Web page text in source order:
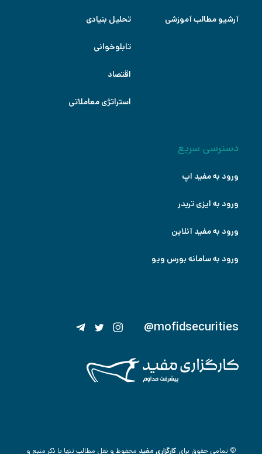
@mofidsecurities
آرشیو مطالب آموزشی تحلیل بنیادی
تابلوخوانی
اقتصاد
استراتژی معاملاتی
دسترسی سریع
ورود به مفید اپ
ورود به ایزی تریدر
ورود به مفید آنلاین
ورود به سامانه بورس ویو
© تمامی حقوق برای کارگزاری مفید محفوظ و نقل مطالب تنها با ذکر منبع و